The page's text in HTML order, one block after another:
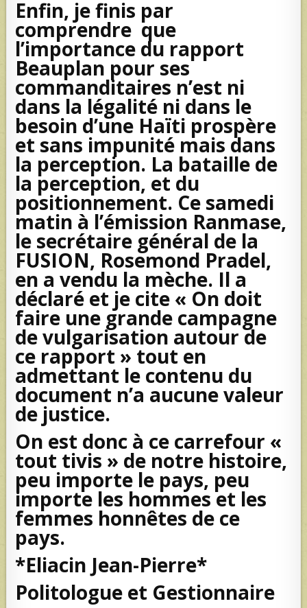
Enfin, je finis par
comprendre que
l’importance du rapport
Beauplan pour ses
commanditaires n’est ni
dans la légalité ni dans le
besoin d’une Haïti prospère
et sans impunité mais dans
la perception. La bataille de
la perception, et du
positionnement. Ce samedi
matin à l’émission Ranmase,
le secrétaire général de la
FUSION, Rosemond Pradel,
en a vendu la mèche. Il a
déclaré et je cite « On doit
faire une grande campagne
de vulgarisation autour de
ce rapport » tout en
admettant le contenu du
document n’a aucune valeur
de justice.
On est donc à ce carrefour «
tout tivis » de notre histoire,
peu importe le pays, peu
importe les hommes et les
femmes honnêtes de ce
pays.
*Eliacin Jean-Pierre*
Politologue et Gestionnaire